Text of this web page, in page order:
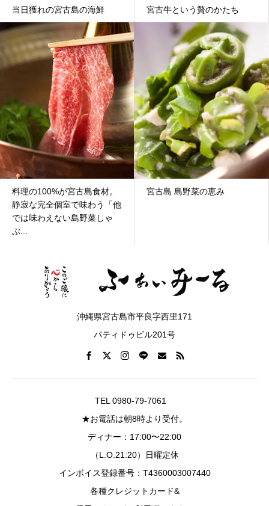
当日獲れの宮古島の海鮮 宮古牛という贅のかたち
料理の100%が宮古島食材。
静寂な完全個室で味わう「他
では味わえない島野菜しゃ
ぶ...
宮古島 島野菜の恵み
沖縄県宮古島市平良字西里171
パティドゥビル201号
TEL 0980-79-7061
★お電話は朝8時より受付。
ディナー：17:00〜22:00
（L.O.21:20）日曜定休
インボイス登録番号：T4360003007440
各種クレジットカード&